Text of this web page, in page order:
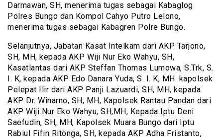
Darmawan, SH, menerima tugas sebagai Kabaglog
Polres Bungo dan Kompol Cahyo Putro Lelono,
menerima tugas sebagai Kabagren Polre Bungo.
Selanjutnya, Jabatan Kasat Intelkam dari AKP Tarjono,
SH, MH, kepada AKP Wiji Nur Eko Wahyu, SH,
Kasatlantas dari AKP Steffan Thomas Lumowa, S.Trk, S.
I. K, kepada AKP Edo Danara Yuda, S. I. K, MH. kapolsek
Pelepat Ilir dari AKP Panji Lazuardi, SH, MH, kepada
AKP Dr. Winarno, SH, MH, Kapolsek Rantau Pandan dari
AKP Wiji Nur Eko Wahyu, SH,MH, Kepada Iptu Deni
Saefudin, SH, MH, Kapolsek Muara Bungo dari Iptu
Rabiul Fifin Ritonga, SH, kepada AKP Adha Fristanto,